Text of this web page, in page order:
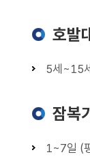
호발
5세~15
잠복기
1~7일 (